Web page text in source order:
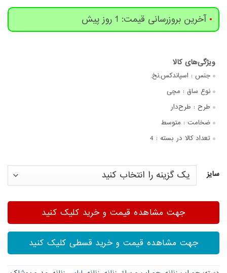
آخرین بروزرسانی قیمت: 1 روز پیش
جنس : اسپاندکس,نخ,
نوع ساق : مچی
طرح : طرح‌دار
ضخامت : متوسط
تعداد کالا در بسته : 4
سایز
جهت مشاهده قیمت و خرید کلیک کنید
جهت مشاهده قیمت و خرید قسطی کلیک کنید